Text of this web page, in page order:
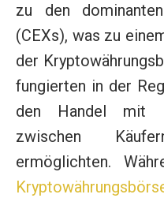
zu den
(CEXs), was zu
der
fungierten in der
den Handel mit
zwischen
ermöglichten.